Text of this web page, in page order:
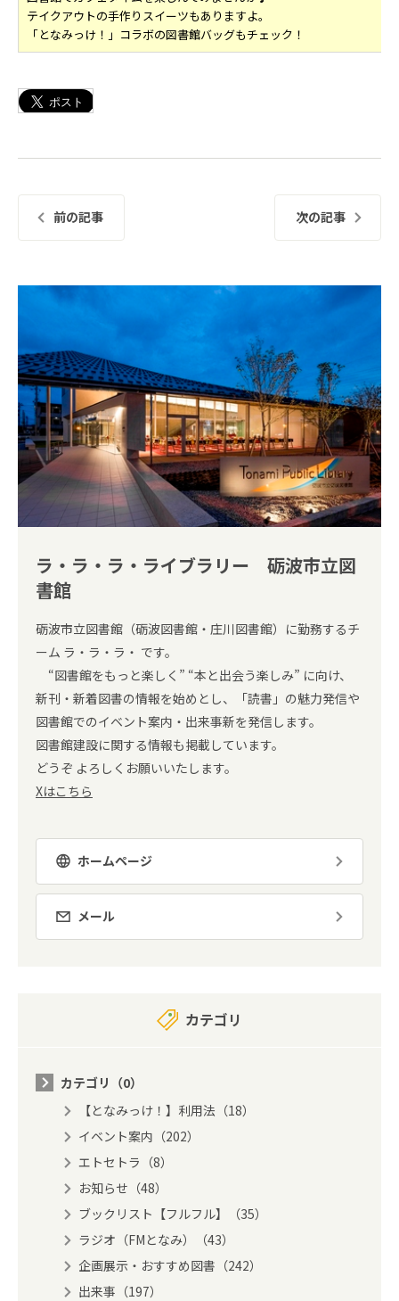
テイクアウトの手作りスイーツもありますよ。
「となみっけ！」コラボの図書館バッグもチェック！
前の記事 次の記事
ラ・ラ・ラ・ライブラリー 砺波市立図
書館
砺波市立図書館（砺波図書館・庄川図書館）に勤務するチ
ーム ラ・ラ・ラ・ です。
“図書館をもっと楽しく” “本と出会う楽しみ” に向け、
新刊・新着図書の情報を始めとし、「読書」の魅力発信や
図書館でのイベント案内・出来事新を発信します。
図書館建設に関する情報も掲載しています。
どうぞ よろしくお願いいたします。
Xはこちら
ホームページ
メール
カテゴリ
カテゴリ（0）
【となみっけ！】利用法（18）
イベント案内（202）
エトセトラ（8）
お知らせ（48）
ブックリスト【フルフル】（35）
ラジオ（FMとなみ）（43）
企画展示・おすすめ図書（242）
出来事（197）